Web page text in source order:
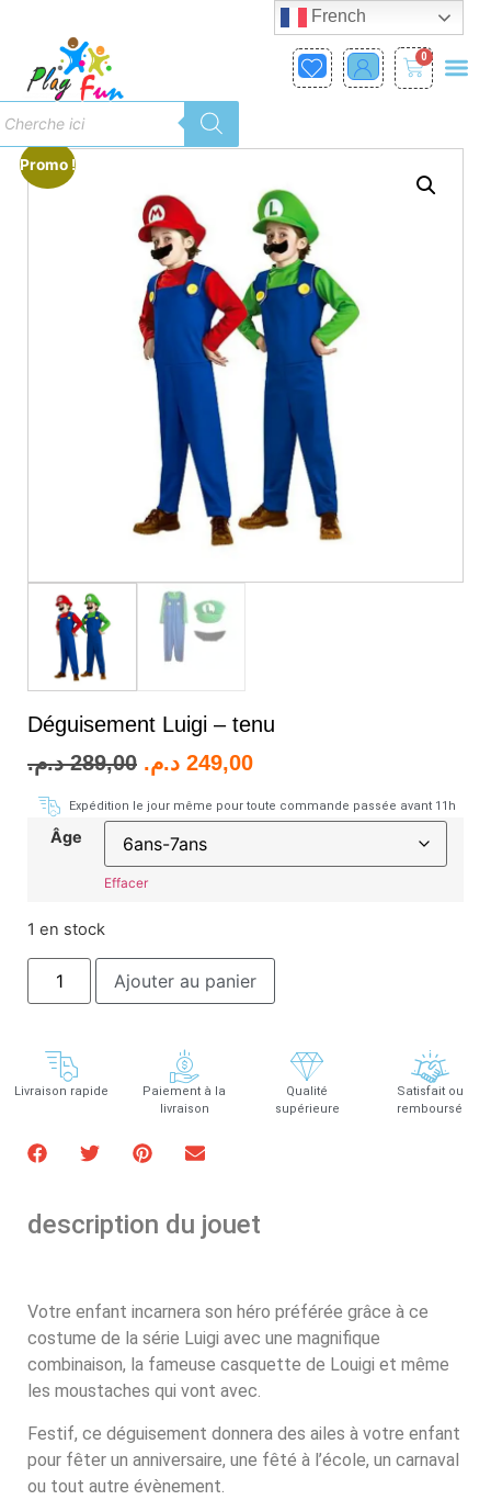
0
Promo !
Déguisement Luigi – tenu
289,00 د.م. 249,00 د.م.
Expédition le jour même pour toute commande passée avant 11h
Âge
Effacer
1 en stock
Ajouter au panier
Livraison rapide
Paiement à la
livraison
Qualité
supérieure
Satisfait ou
remboursé
description du jouet
Votre enfant incarnera son héro préférée grâce à ce
costume de la série Luigi avec une magnifique
combinaison, la fameuse casquette de Louigi et même
les moustaches qui vont avec.
Festif, ce déguisement donnera des ailes à votre enfant
pour fêter un anniversaire, une fêté à l’école, un carnaval
ou tout autre évènement.
French